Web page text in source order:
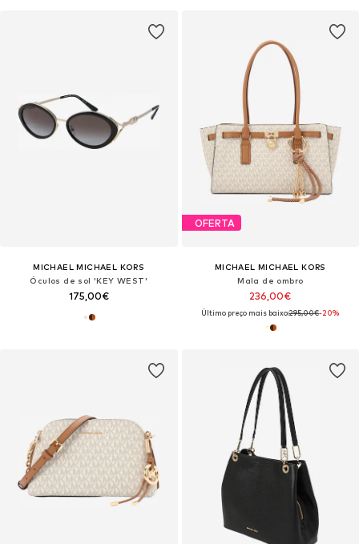
MICHAEL MICHAEL KORS
Óculos de sol 'KEY WEST'
175,00€
OFERTA
MICHAEL MICHAEL KORS
Mala de ombro
236,00€
Último preço mais baixo:295,00€-20%